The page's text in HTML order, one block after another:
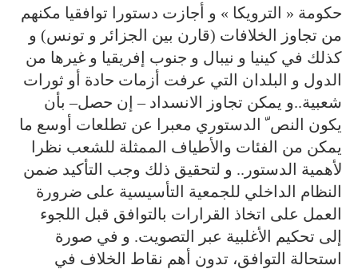
حكومة « الترويكا » و أجازت دستورا توافقيا مكنهم
من تجاوز الخلافات (قارن بين الجزائر و تونس) و
كذلك في كينيا و نيبال و جنوب إفريقيا و غيرها من
الدول و البلدان التي عرفت أزمات حادة أو ثورات
شعبية..و يمكن تجاوز الانسداد – إن حصل– بأن
يكون النص ّ الدستوري معبرا عن تطلعات أوسع ما
يمكن من الفئات والأطياف الممثلة للشعب نظرا
لأهمية الدستور.. و لتحقيق ذلك وجب التأكيد ضمن
النظام الداخلي للجمعية التأسيسية على ضرورة
العمل على اتخاذ القرارات بالتوافق قبل اللجوء
إلى تحكيم الأغلبية عبر التصويت. و في صورة
استحالة التوافق، تدون أهم نقاط الخلاف في